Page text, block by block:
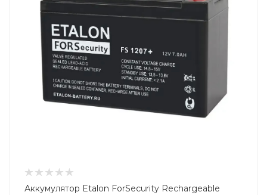
Аккумулятор Etalon ForSecurity Rechargeable